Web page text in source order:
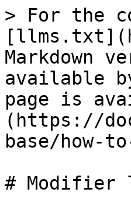
> For the
Markdown
available
page is
(https://
base/
# Modifier